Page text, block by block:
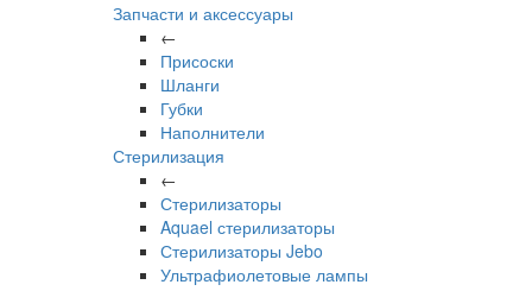
Запчасти и аксессуары
←
Присоски
Шланги
Губки
Наполнители
Стерилизация
←
Стерилизаторы
Aquael стерилизаторы
Стерилизаторы Jebo
Ультрафиолетовые лампы